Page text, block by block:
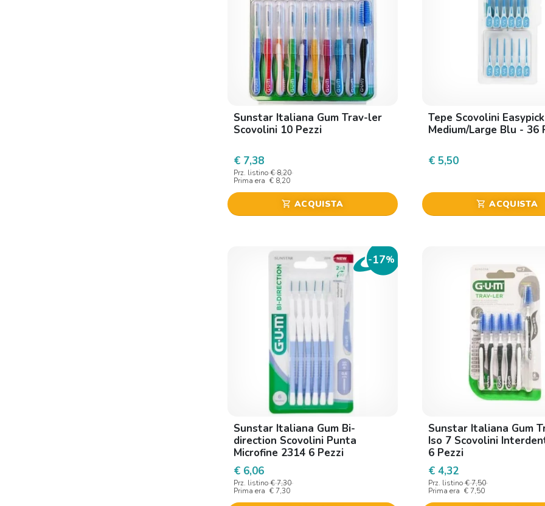
Sunstar Italiana Gum Trav-ler
Scovolini 10 Pezzi
€ 7,38
Prz. listino € 8,20
Prima era € 8,20
shopping_cart ACQUISTA
Tepe Scovolini
Medium/Large Blu - 36
€ 5,50
shopping_cart ACQUISTA
-17%
Sunstar Italiana Gum Bi-
direction Scovolini Punta
Microfine 2314 6 Pezzi
€ 6,06
Prz. listino € 7,30
Prima era € 7,30
Sunstar Italiana Gum
Iso 7 Scovolini
6 Pezzi
€ 4,32
Prz. listino € 7,50
Prima era € 7,50